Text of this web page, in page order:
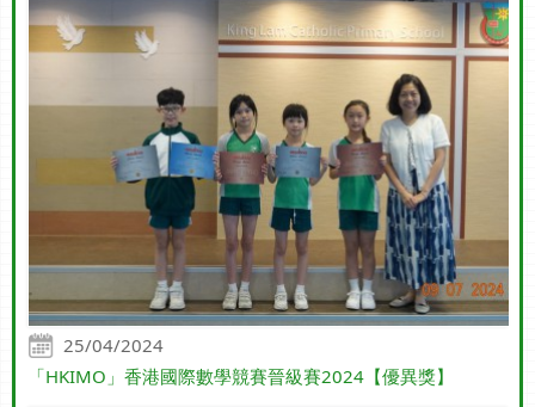
25/04/2024
「HKIMO」香港國際數學競賽晉級賽2024【優異獎】